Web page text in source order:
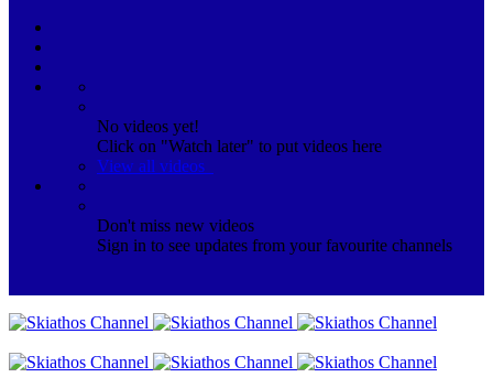
No videos yet!
Click on "Watch later" to put videos here
View all videos
Don't miss new videos
Sign in to see updates from your favourite channels